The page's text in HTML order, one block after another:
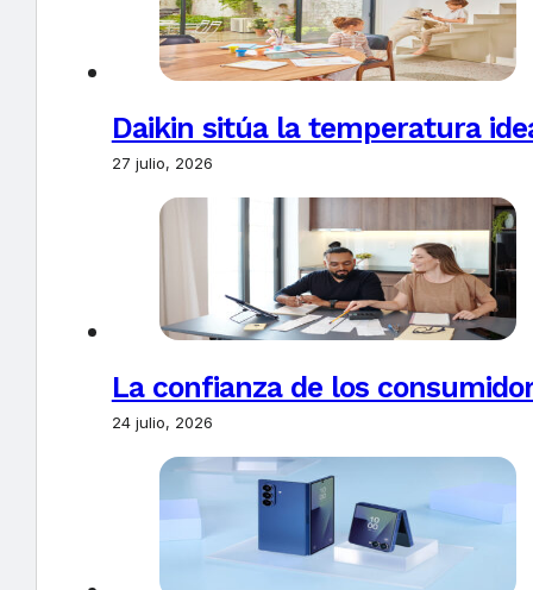
Daikin sitúa la temperatura
27 julio, 2026
La confianza de los
24 julio, 2026